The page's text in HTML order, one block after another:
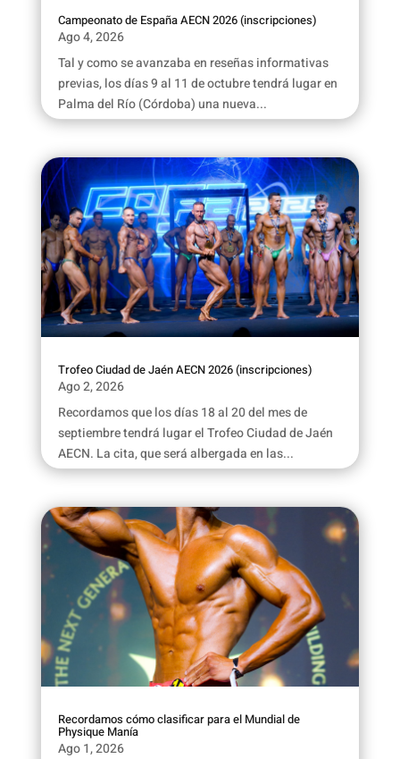
Campeonato de España AECN 2026 (inscripciones)
Ago 4, 2026
Tal y como se avanzaba en reseñas informativas
previas, los días 9 al 11 de octubre tendrá lugar en
Palma del Río (Córdoba) una nueva...
Trofeo Ciudad de Jaén AECN 2026 (inscripciones)
Ago 2, 2026
Recordamos que los días 18 al 20 del mes de
septiembre tendrá lugar el Trofeo Ciudad de Jaén
AECN. La cita, que será albergada en las...
Recordamos cómo clasificar para el Mundial de
Physique Manía
Ago 1, 2026